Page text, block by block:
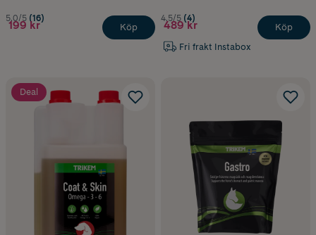
5.0/5 (16)
199 kr Köp
4.5/5 (4)
489 kr
Fri frakt Instabox
Köp
Deal